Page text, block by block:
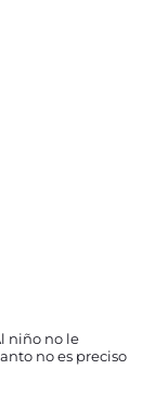
niño no le
no es preciso